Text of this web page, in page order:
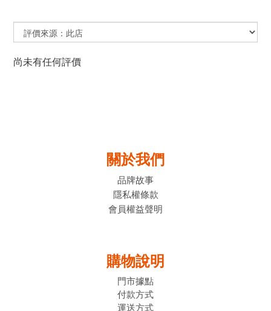
尚未有任何評價
關於我們
品牌故事
隱私權條款
會員權益聲明
購物說明
門市據點
付款方式
運送方式